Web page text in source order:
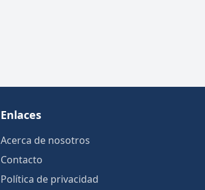
Enlaces
Acerca de nosotros
Contacto
Política de privacidad